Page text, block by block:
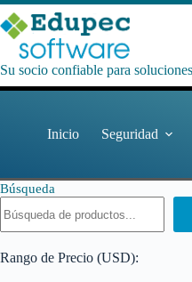
Saltar
al
contenido
Su socio confiable para
Inicio Seguridad
Búsqueda
Rango de Precio (USD):